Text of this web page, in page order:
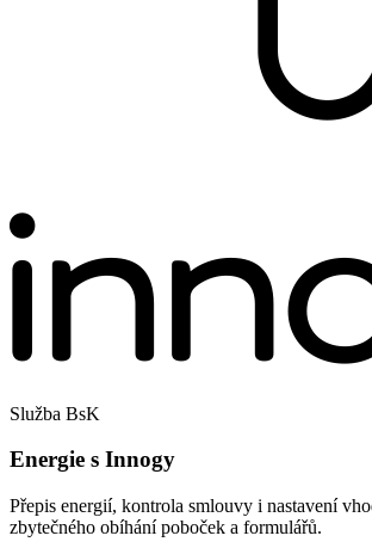
Služba BsK
Energie s Innogy
Přepis energií, kontrola smlouvy i nastavení
zbytečného obíhání poboček a formulářů.